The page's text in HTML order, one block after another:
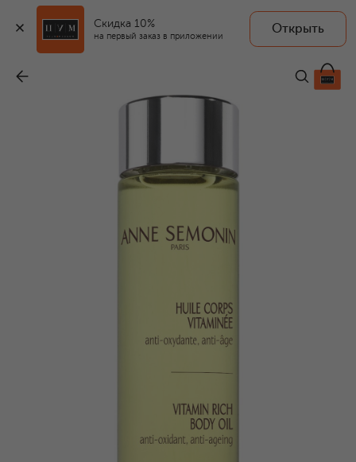
Скидка 10%
на первый заказ в приложении
Открыть
7 960 ₽